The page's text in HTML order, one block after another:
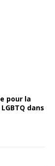
pour la
dans